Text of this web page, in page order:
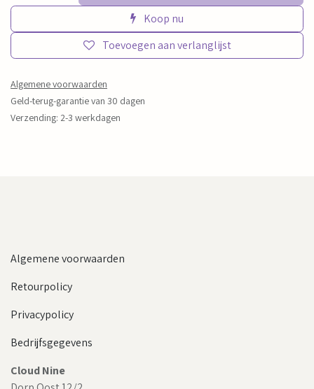
Koop nu
Toevoegen aan verlanglijst
Algemene voorwaarden
Geld-terug-garantie van 30 dagen
Verzending: 2-3 werkdagen
Algemene voorwaarden
Retourpolicy
Privacypolicy
Bedrijfsgegevens
Cloud Nine